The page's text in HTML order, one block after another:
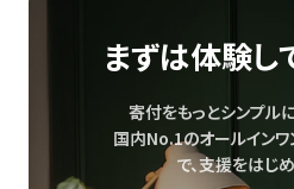
まずは体験し
寄付をもっとシンプル
国内No.1のオールイン
で、支援をはじめ